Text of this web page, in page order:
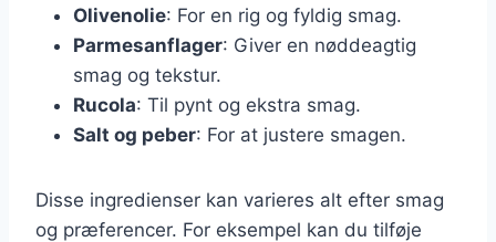
Olivenolie: For en rig og fyldig smag.
Parmesanflager: Giver en nøddeagtig
smag og tekstur.
Rucola: Til pynt og ekstra smag.
Salt og peber: For at justere smagen.
Disse ingredienser kan varieres alt efter smag
og præferencer. For eksempel kan du tilføje